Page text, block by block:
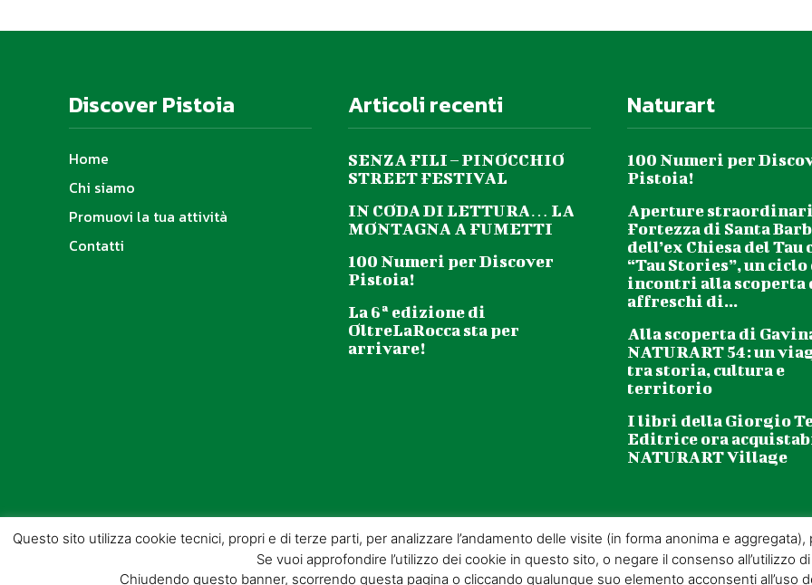
Discover Pistoia
Home
Chi siamo
Promuovi la tua attività
Contatti
Articoli recenti
SENZA FILI – PINOCCHIO
STREET FESTIVAL
IN CODA DI LETTURA… LA
MONTAGNA A FUMETTI
100 Numeri per Discover
Pistoia!
La 6ª edizione di
OltreLaRocca sta per
arrivare!
Naturart
100 Numeri per
Pistoia!
Aperture
Fortezza di Santa
dell’ex Chiesa del Tau
“Tau Stories”, un ciclo
incontri alla scoperta
affreschi di...
Alla scoperta di
NATURART 54: un
tra storia, cultura e
territorio
I libri della Giorgio
Editrice ora
NATURART Village
Questo sito utilizza cookie tecnici, propri e di terze parti, per analizzare l’andamento delle visite (in forma anonima e
Se vuoi approfondire l’utilizzo dei cookie in questo sito, o negare il consenso all’utilizzo
Chiudendo questo banner, scorrendo questa pagina o cliccando qualunque suo elemento acconsenti all’uso